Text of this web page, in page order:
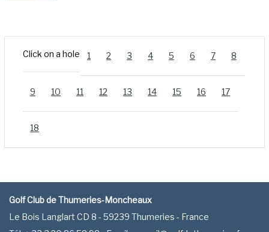
Click on a hole 1 2 3 4 5 6 7 8
9 10 11 12 13 14 15 16 17
18
Golf Club de Thumeries-Moncheaux
Le Bois Langlart CD 8 - 59239 Thumeries - France